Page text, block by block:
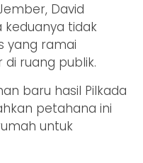
David
tidak
yang ramai
ruang publik.
baru hasil Pilkada
petahana ini
untuk